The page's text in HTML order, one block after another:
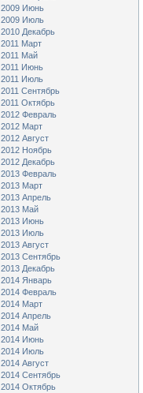
2009 Июнь
2009 Июль
2010 Декабрь
2011 Март
2011 Май
2011 Июнь
2011 Июль
2011 Сентябрь
2011 Октябрь
2012 Февраль
2012 Март
2012 Август
2012 Ноябрь
2012 Декабрь
2013 Февраль
2013 Март
2013 Апрель
2013 Май
2013 Июнь
2013 Июль
2013 Август
2013 Сентябрь
2013 Декабрь
2014 Январь
2014 Февраль
2014 Март
2014 Апрель
2014 Май
2014 Июнь
2014 Июль
2014 Август
2014 Сентябрь
2014 Октябрь